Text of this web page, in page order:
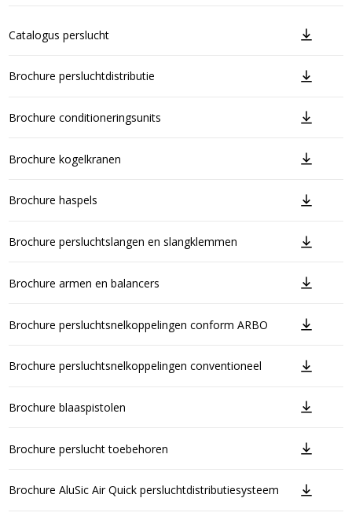
Catalogus perslucht
Brochure persluchtdistributie
Brochure conditioneringsunits
Brochure kogelkranen
Brochure haspels
Brochure persluchtslangen en slangklemmen
Brochure armen en balancers
Brochure persluchtsnelkoppelingen conform ARBO
Brochure persluchtsnelkoppelingen conventioneel
Brochure blaaspistolen
Brochure perslucht toebehoren
Brochure AluSic Air Quick persluchtdistributiesysteem